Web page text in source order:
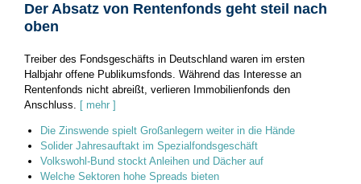
Der Absatz von Rentenfonds geht steil nach
oben
Treiber des Fondsgeschäfts in Deutschland waren im ersten
Halbjahr offene Publikumsfonds. Während das Interesse an
Rentenfonds nicht abreißt, verlieren Immobilienfonds den
Anschluss. [ mehr ]
Die Zinswende spielt Großanlegern weiter in die Hände
Solider Jahresauftakt im Spezialfondsgeschäft
Volkswohl-Bund stockt Anleihen und Dächer auf
Welche Sektoren hohe Spreads bieten